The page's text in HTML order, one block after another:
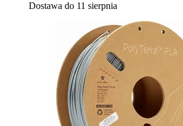
Dostawa do 11 sierpnia